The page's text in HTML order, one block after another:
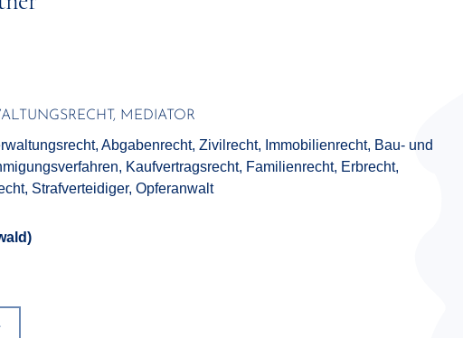
MEDIATOR
Abgabenrecht, Zivilrecht, Immobilien­recht, Bau- und
Kaufvertrags­recht, Familienrecht, Erbrecht,
Strafver­teidiger, Opferanwalt